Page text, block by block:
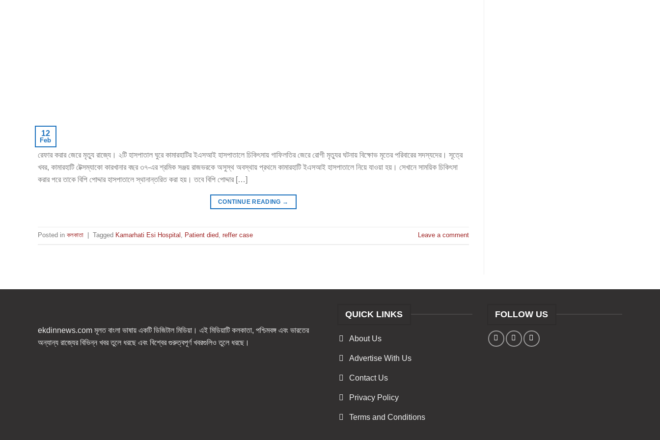
12
Feb
রেফার করার জেরে মৃত্যু রাজ্যে। ২টি হাসপাতাল ঘুরে কামারহাটির ইএসআই হাসপাতালে চিকিৎসায় গাফিলতির জেরে রোগী মৃত্যুর ঘটনায় বিক্ষোভ মৃতের পরিবারের সদস্যদের। সূত্রে
খবর, কামারহাটি টেক্সম্যাকো কারখানার বছর ৩৭-এর শ্রমিক সঞ্জয় রাজভরকে অসুস্থ অবস্থায় প্রথমে কামারহাটি ইএসআই হাসপাতালে নিয়ে যাওয়া হয়। সেখানে সাময়িক চিকিৎসা
করার পরে তাকে বিপি পোদ্দার হাসপাতালে স্থানান্তরিত করা হয়। তবে বিপি পোদ্দার […]
CONTINUE READING →
Posted in কলকাতা Tagged Kamarhati Esi Hospital , Patient died, reffer case Leave a comment
ekdinnews.com মূলত বাংলা ভাষায় একটি ডিজিটাল মিডিয়া। এই মিডিয়াটি কলকাতা, পশ্চিমবঙ্গ এবং ভারতের
অন্যান্য রাজ্যের বিভিন্ন খবর তুলে ধরছে এবং বিশ্বের গুরুত্বপূর্ণ খবরগুলিও তুলে ধরছে।
QUICK LINKS
About Us
Advertise With Us
Contact Us
Privacy Policy
Terms and Conditions
FOLLOW US